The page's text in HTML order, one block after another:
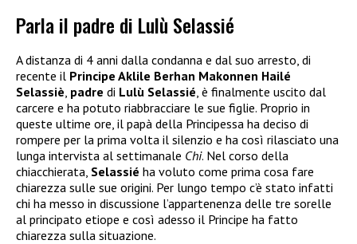
Parla il padre di Lulù Selassié
A distanza di 4 anni dalla condanna e dal suo arresto, di
recente il Principe Aklile Berhan Makonnen Hailé
Selassiè padre di Lulù Selassié , è finalmente uscito dal
carcere e ha potuto riabbracciare le sue figlie. Proprio in
queste ultime ore, il papà della Principessa ha deciso di
rompere per la prima volta il silenzio e ha così rilasciato una
lunga intervista al settimanale Chi. Nel corso della
chiacchierata, Selassié ha voluto come prima cosa fare
chiarezza sulle sue origini. Per lungo tempo c’è stato infatti
chi ha messo in discussione l’appartenenza delle tre sorelle
al principato etiope e così adesso il Principe ha fatto
chiarezza sulla situazione.